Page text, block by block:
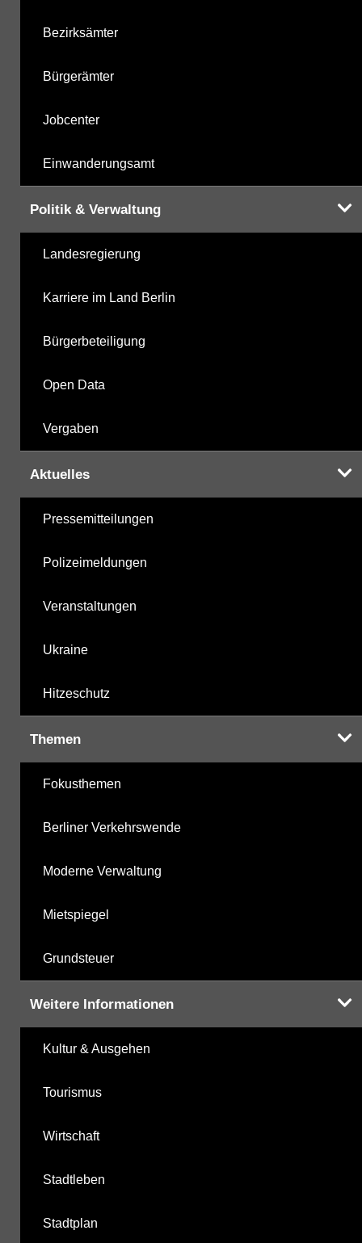
Bezirksämter
Bürgerämter
Jobcenter
Einwanderungsamt
Politik & Verwaltung
Landesregierung
Karriere im Land Berlin
Bürgerbeteiligung
Open Data
Vergaben
Aktuelles
Pressemitteilungen
Polizeimeldungen
Veranstaltungen
Ukraine
Hitzeschutz
Themen
Fokusthemen
Berliner Verkehrswende
Moderne Verwaltung
Mietspiegel
Grundsteuer
Weitere Informationen
Kultur & Ausgehen
Tourismus
Wirtschaft
Stadtleben
Stadtplan